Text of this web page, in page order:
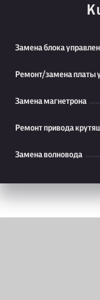
Замена блока
Ремонт/замена платы
Замена магнетрона
Ремонт привода
Замена волновода